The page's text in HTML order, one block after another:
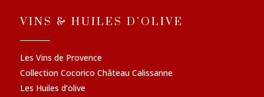
VINS & HUILES D'OLIVE
Les Vins de Provence
Collection Cocorico Château Calissanne
Les Huiles d’olive